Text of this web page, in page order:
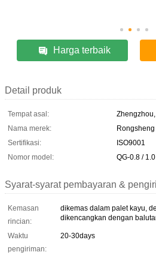
Harga terbaik
Detail produk
Tempat asal:
Nama merek:
Rongsheng
Sertifikasi:
ISO9001
Nomor model:
QG-0.8 /
Syarat-syarat pembayaran &
Kemasan
rincian:
dikemas dalam palet kayu,
dikencangkan dengan
Waktu
pengiriman:
20-30days